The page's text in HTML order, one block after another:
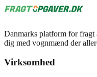
Danmarks platform for fragt
dig med vognmænd der
Virksomhed